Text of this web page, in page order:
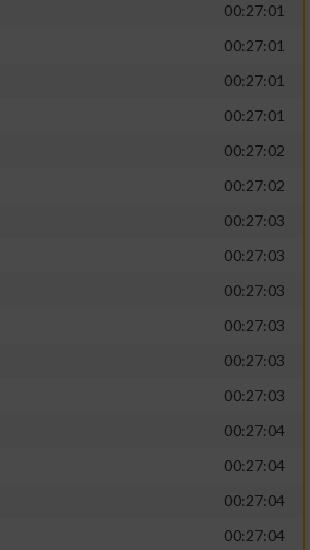
00:27:01
00:27:01
00:27:01
00:27:01
00:27:02
00:27:02
00:27:03
00:27:03
00:27:03
00:27:03
00:27:03
00:27:03
00:27:04
00:27:04
00:27:04
00:27:04